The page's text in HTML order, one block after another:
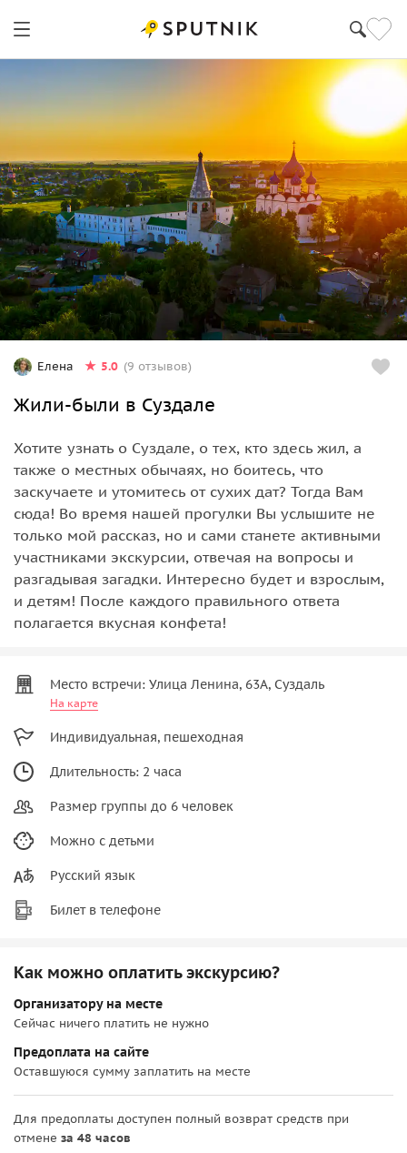
Елена 5.0 (9 отзывов)
Жили-были в Суздале
Хотите узнать о Суздале, о тех, кто здесь жил, а
также о местных обычаях, но боитесь, что
заскучаете и утомитесь от сухих дат? Тогда Вам
сюда! Во время нашей прогулки Вы услышите не
только мой рассказ, но и сами станете активными
участниками экскурсии, отвечая на вопросы и
разгадывая загадки. Интересно будет и взрослым,
и детям! После каждого правильного ответа
полагается вкусная конфета!
Место встречи: Улица Ленина, 63А, Суздаль
На карте
Индивидуальная, пешеходная
Длительность: 2 часа
Размер группы до 6 человек
Можно с детьми
Русский язык
Билет в телефоне
Как можно оплатить экскурсию?
Организатору на месте
Сейчас ничего платить не нужно
Предоплата на сайте
Оставшуюся сумму заплатить на месте
Для предоплаты доступен полный возврат средств при
отмене за 48 часов